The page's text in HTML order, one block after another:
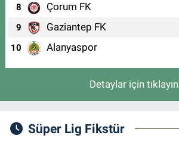
8 Çorum FK
9 Gaziantep FK
10 Alanyaspor
Detaylar için tıklayın
Süper Lig Fikstür